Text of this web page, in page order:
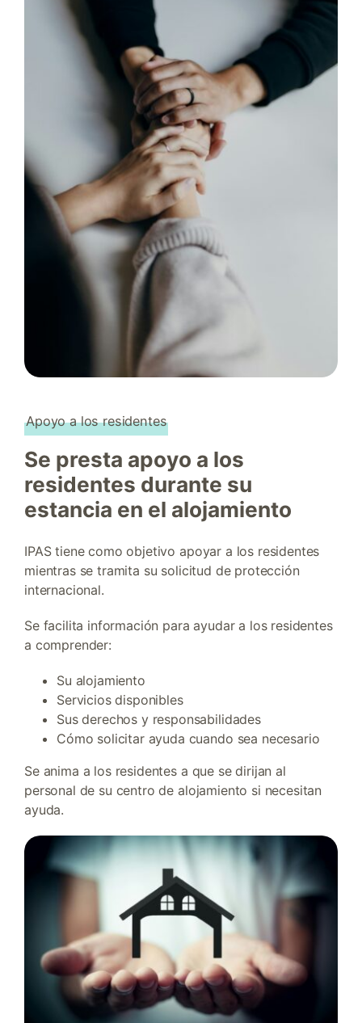
Apoyo a los residentes
Se presta apoyo a los
residentes durante su
estancia en el alojamiento
IPAS tiene como objetivo apoyar a los residentes
mientras se tramita su solicitud de protección
internacional.
Se facilita información para ayudar a los residentes
a comprender:
Su alojamiento
Servicios disponibles
Sus derechos y responsabilidades
Cómo solicitar ayuda cuando sea necesario
Se anima a los residentes a que se dirijan al
personal de su centro de alojamiento si necesitan
ayuda.